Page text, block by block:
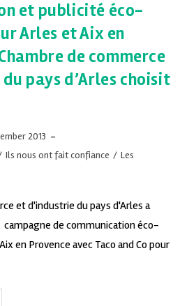
et publicité éco-
Arles et Aix en
de commerce
pays d’Arles choisit
2013
Ils nous ont fait confiance / Les
et d'industrie du pays d'Arles a
de communication éco-
en Provence avec Taco and Co pour